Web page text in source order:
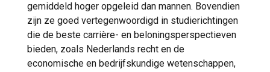
gemiddeld hoger opgeleid dan mannen. Bovendien
zijn ze goed vertegenwoordigd in studierichtingen
die de beste carrière- en beloningsperspectieven
bieden, zoals Nederlands recht en de
economische en bedrijfskundige wetenschappen,